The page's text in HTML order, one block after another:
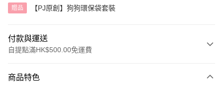
贈品 【PJ原創】狗狗環保袋套裝
付款與運送
自提點滿HK$500.00免運費
信用卡
商品特色